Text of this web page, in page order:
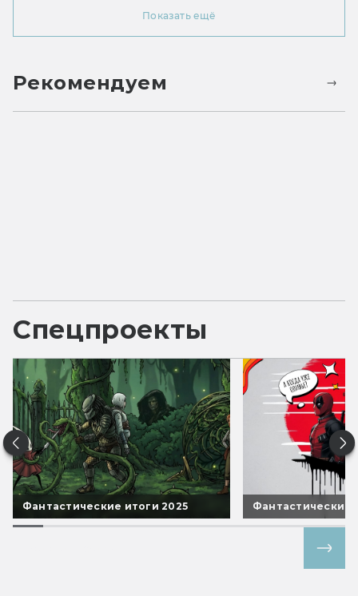
Показать ещё
Рекомендуем
Спецпроекты
Фантастические итоги 2025 Фантастические